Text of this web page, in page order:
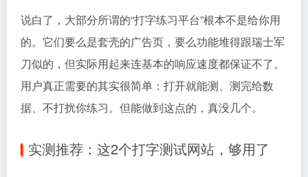
说白了，大部分所谓的“打字练习平台”根本不是给你用
的。它们要么是套壳的广告页，要么功能堆得跟瑞士军
刀似的，但实际用起来连基本的响应速度都保证不了。
用户真正需要的其实很简单：打开就能测、测完给数
据、不打扰你练习。但能做到这点的，真没几个。
实测推荐：这2个打字测试网站，够用了